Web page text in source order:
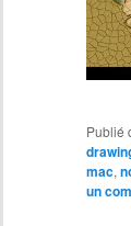
Publié
mac,
un